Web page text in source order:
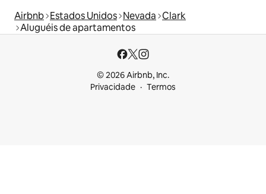
Airbnb Estados Unidos Nevada Clark
Aluguéis de apartamentos
© 2026 Airbnb, Inc.
Privacidade
Termos